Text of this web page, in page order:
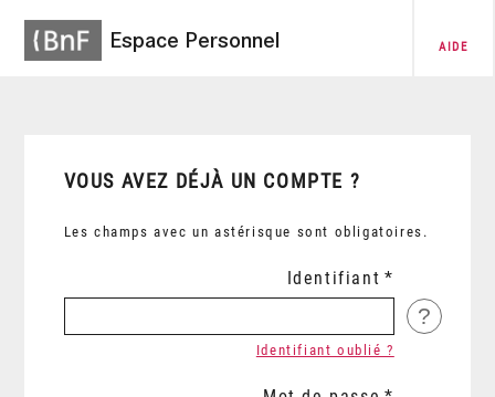
Espace Personnel AIDE
VOUS AVEZ DÉJÀ UN COMPTE ?
Les champs avec un astérisque sont obligatoires.
Identifiant
?
Identifiant oublié ?